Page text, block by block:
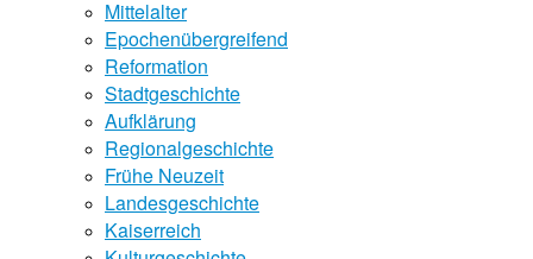
Mittelalter
Epochenübergreifend
Reformation
Stadtgeschichte
Aufklärung
Regionalgeschichte
Frühe Neuzeit
Landesgeschichte
Kaiserreich